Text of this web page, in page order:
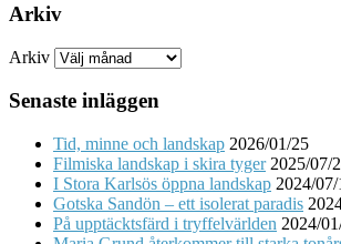
Arkiv
Arkiv
Senaste inläggen
Tid, minne och landskap 2026/01/25
Filmiska landskap i skira tyger 2025/07/
I Stora Karlsös öppna landskap 2024/
Gotska Sandön – ett isolerat paradis
På upptäcktsfärd i tryffelvärlden 2024/